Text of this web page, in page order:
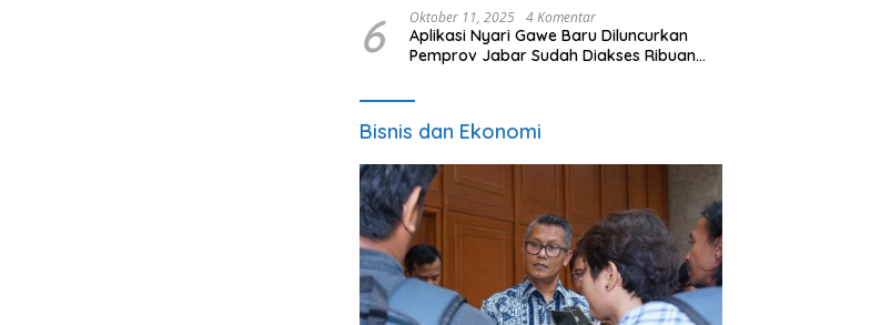
6 Oktober 11, 2025 4 Komentar
Aplikasi Nyari Gawe Baru Diluncurkan
Pemprov Jabar Sudah Diakses Ribuan
Bisnis dan Ekonomi